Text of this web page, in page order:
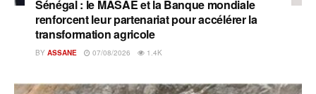
Sénégal : le MASAE et la Banque mondiale
renforcent leur partenariat pour accélérer la
transformation agricole
BY ASSANE 07/08/2026 1.4K